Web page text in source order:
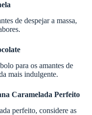
de despejar a massa,
para os amantes de
mais indulgente.
Caramelada Perfeito
perfeito, considere as